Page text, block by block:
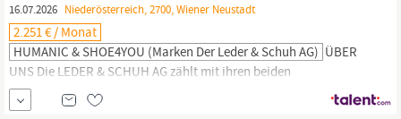
16.07.2026 Niederösterreich, 2700, Wiener Neustadt
2.251 € / Monat
HUMANIC & SHOE4YOU (Marken Der Leder & Schuh AG) ÜBER
UNS Die LEDER & SCHUH AG zählt mit ihren beiden
Vertriebsmarken HUMANIC und SHOE4YOU zu einem der größten
Schuhhandelsunternehmen Europas. Das Unternehmen